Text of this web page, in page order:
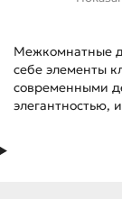
Межкомнатные
себе элементы
современными
элегантностью,